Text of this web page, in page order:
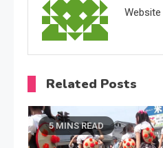
Website
Related Posts
5 MINS READ